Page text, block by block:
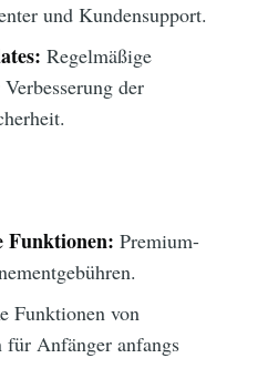
und Kundensupport.
Regelmäßige
der
Funktionen: Premium-
Funktionen von
für Anfänger anfangs